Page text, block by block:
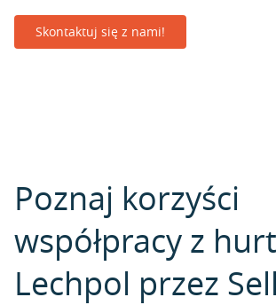
Skontaktuj się z nami!
Poznaj korzyści
współpracy z
Lechpol przez